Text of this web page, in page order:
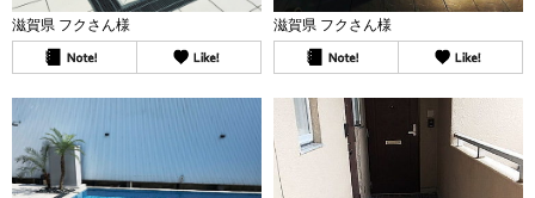
滋賀県 フクさん様 滋賀県 フクさん様